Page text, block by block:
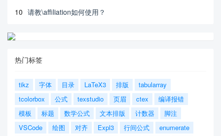
10 请教\affiliation如何使用？
热门标签
tikz 字体 目录 LaTeX3 排版
tabularray
tcolorbox
公式 texstudio 页眉 ctex
编译报错
模板
标题 数学公式 文本排版 计数器
脚注
VSCode
绘图 对齐 Expl3 行间公式
enumerate